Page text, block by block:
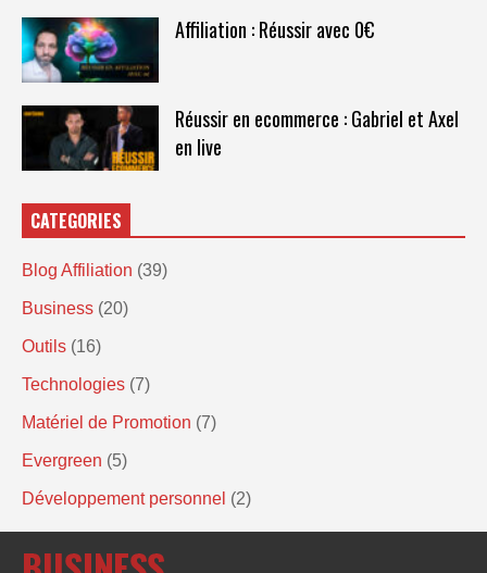
Affiliation : Réussir avec 0€
Réussir en ecommerce : Gabriel et Axel
en live
CATEGORIES
Blog Affiliation (39)
Business (20)
Outils (16)
Technologies (7)
Matériel de Promotion (7)
Evergreen (5)
Développement personnel (2)